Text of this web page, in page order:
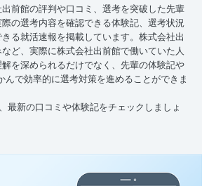
前館の評判や口コミ、選考を突破した先輩
の選考内容を確認できる体験記、選考状況
る就活速報を掲載しています。株式会社出
ど、実際に株式会社出前館で働いていた人
を深められるだけでなく、先輩の体験記や
んで効率的に選考対策を進めることができま
最新の口コミや体験記をチェックしましょ